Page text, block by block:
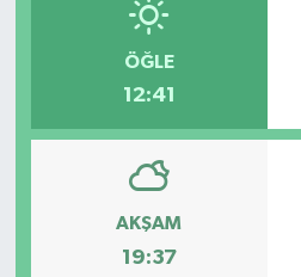
ÖĞLE
12:41
AKŞAM
19:37